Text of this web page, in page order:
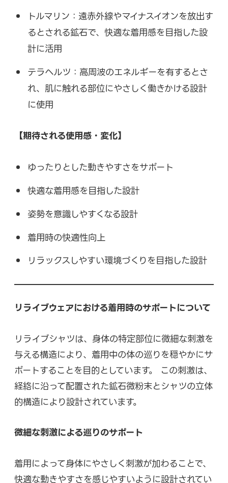
トルマリン：遠赤外線やマイナスイオンを放出す
るとされる鉱石で、快適な着用感を目指した設
計に活用
テラヘルツ：高周波のエネルギーを有するとさ
れ、肌に触れる部位にやさしく働きかける設計
に使用
【期待される使用感・変化】
ゆったりとした動きやすさをサポート
快適な着用感を目指した設計
姿勢を意識しやすくなる設計
着用時の快適性向上
リラックスしやすい環境づくりを目指した設計
リライブウェアにおける着用時のサポートについて
リライブシャツは、身体の特定部位に微細な刺激を
与える構造により、着用中の体の巡りを穏やかにサ
ポートすることを目的としています。 この刺激は、
経絡に沿って配置された鉱石微粉末とシャツの立体
的構造により設計されています。
微細な刺激による巡りのサポート
着用によって身体にやさしく刺激が加わることで、
快適な動きやすさを感じやすいように設計されてい